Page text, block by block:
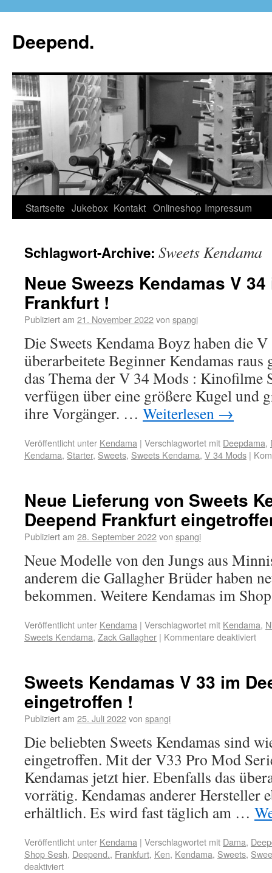
Deepend.
Startseite Jukebox Kontakt Onlineshop Impressum
Schlagwort-Archive: Sweets Kendama
Neue Sweezs Kendamas V
Frankfurt !
Publiziert am 21. November 2022von spangi
Die Sweets Kendama Boyz haben die
überarbeitete Beginner Kendamas raus
das Thema der V 34 Mods : Kinofilme
verfügen über eine größere Kugel und
ihre Vorgänger. … Weiterlesen →
Veröffentlicht unter Kendama | Verschlagwortet mit Deepdama,
Kendama, Starter, Sweets, Sweets Kendama, V 34 Mods |
Neue Lieferung von Sweets
Deepend Frankfurt
Publiziert am 28. September 2022von spangi
Neue Modelle von den Jungs aus
anderem die Gallagher Brüder haben
bekommen. Weitere Kendamas im
Veröffentlicht unter Kendama | Verschlagwortet mit Kendama,
Sweets Kendama, Zack Gallagher | Kommentare deaktiviert
Sweets Kendamas V 33 im
eingetroffen !
Publiziert am 25. Juli 2022von spangi
Die beliebten Sweets Kendamas sind
eingetroffen. Mit der V33 Pro Mod
Kendamas jetzt hier. Ebenfalls das
vorrätig. Kendamas anderer Hersteller
erhältlich. Es wird fast täglich am …
Veröffentlicht unter Kendama | Verschlagwortet mit Dama,
Shop Sesh, Deepend., Frankfurt, Ken, Kendama, Sweets,
deaktiviert